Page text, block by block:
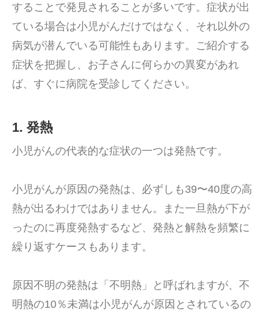
することで発見されることが多いです。症状が出
ている場合は小児がんだけではなく、それ以外の
病気が潜んでいる可能性もあります。ご紹介する
症状を把握し、お子さんに何らかの異変があれ
ば、すぐに病院を受診してください。
1. 発熱
小児がんの代表的な症状の一つは発熱です。
小児がんが原因の発熱は、必ずしも39〜40度の高
熱が出るわけではありません。また一旦熱が下が
ったのに再度発熱するなど、発熱と解熱を頻繁に
繰り返すケースもあります。
原因不明の発熱は「不明熱」と呼ばれますが、不
明熱の10％未満は小児がんが原因とされているの